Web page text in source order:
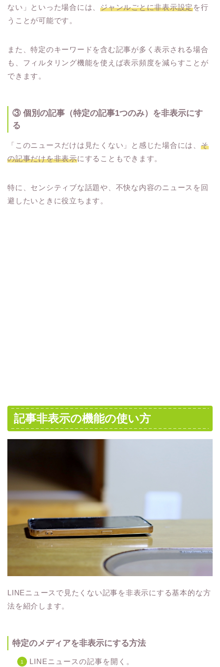
ない」といった場合には、ジャンルごとに非表示設定を行
うことが可能です。
また、特定のキーワードを含む記事が多く表示される場合
も、フィルタリング機能を使えば表示頻度を減らすことが
できます。
③ 個別の記事（特定の記事1つのみ）を非表示にす
る
「このニュースだけは見たくない」と感じた場合には、 そ
の記事だけを非表示にすることもできます。
特に、センシティブな話題や、不快な内容のニュースを回
避したいときに役立ちます。
記事非表示の機能の使い方
LINEニュースで見たくない記事を非表示にする基本的な方
法を紹介します。
特定のメディアを非表示にする方法
LINEニュースの記事を開く。